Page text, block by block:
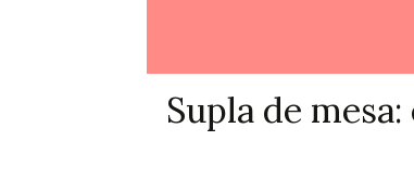
Supla de